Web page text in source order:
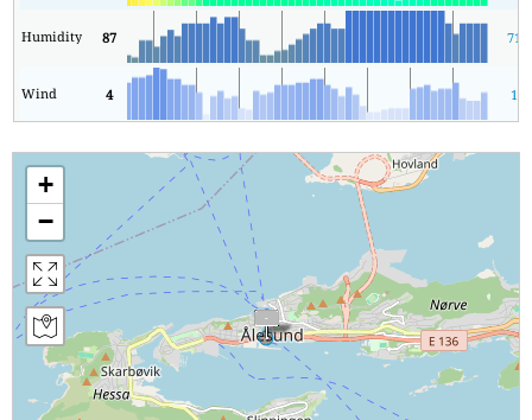
Humidity 87 71
Wind 4 1
+
−